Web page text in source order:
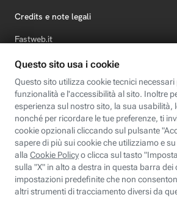
Credits e note legali
Fastweb.it
Formazione
Fastweb Digital Academy
STEP FuturAbility District
Insieme, siamo futuro